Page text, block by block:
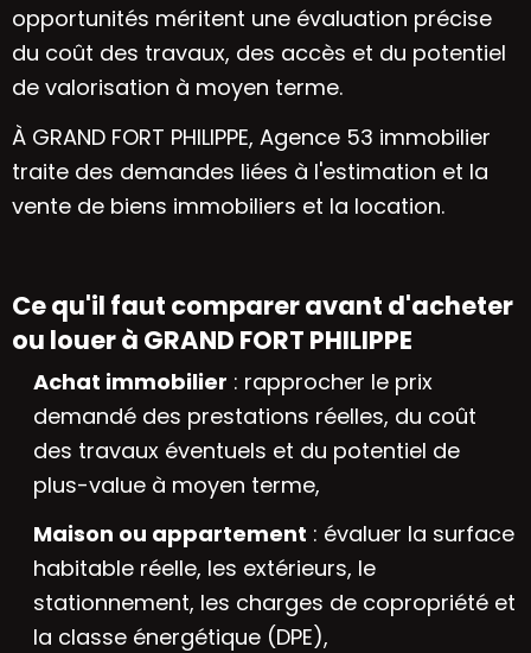
opportunités méritent une évaluation précise
du coût des travaux, des accès et du potentiel
de valorisation à moyen terme.
À GRAND FORT PHILIPPE, Agence 53 immobilier
traite des demandes liées à l'estimation et la
vente de biens immobiliers et la location.
Ce qu'il faut comparer avant d'acheter
ou louer à GRAND FORT PHILIPPE
Achat immobilier : rapprocher le prix
demandé des prestations réelles, du coût
des travaux éventuels et du potentiel de
plus-value à moyen terme,
Maison ou appartement : évaluer la surface
habitable réelle, les extérieurs, le
stationnement, les charges de copropriété et
la classe énergétique (DPE),